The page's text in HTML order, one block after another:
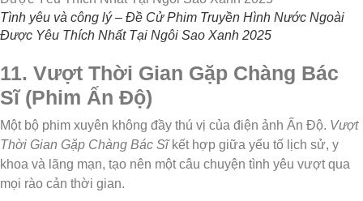
Tình yêu và công lý – Đề Cử Phim Truyền Hình Nước Ngoài
Được Yêu Thích Nhất Tại Ngôi Sao Xanh 2025
11. Vượt Thời Gian Gặp Chàng Bác
Sĩ (Phim Ấn Độ)
Một bộ phim xuyên không đầy thú vị của điện ảnh Ấn Độ. Vượt
Thời Gian Gặp Chàng Bác Sĩkết hợp giữa yếu tố lịch sử, y
khoa và lãng mạn, tạo nên một câu chuyện tình yêu vượt qua
mọi rào cản thời gian.